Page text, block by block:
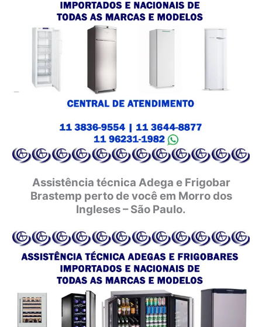
Assistência técnica Adega e Frigobar
Brastemp perto de você em Morro dos
Ingleses – São Paulo.